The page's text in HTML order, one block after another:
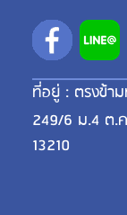
ที่อยู่ : ตรงข้าม
249/6 ม.4 ต.
13210